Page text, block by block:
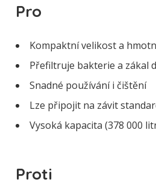
Pro
Kompaktní velikost a
Přefiltruje bakterie a zákal
Snadné používání i čištění
Lze připojit na závit
Vysoká kapacita (378 000
Proti